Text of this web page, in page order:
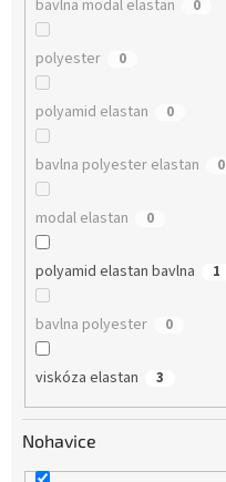
bavlna modal elastan 0
polyester 0
polyamid elastan 0
bavlna polyester elastan 0
modal elastan 0
polyamid elastan bavlna 1
bavlna polyester 0
viskóza elastan 3
Nohavice